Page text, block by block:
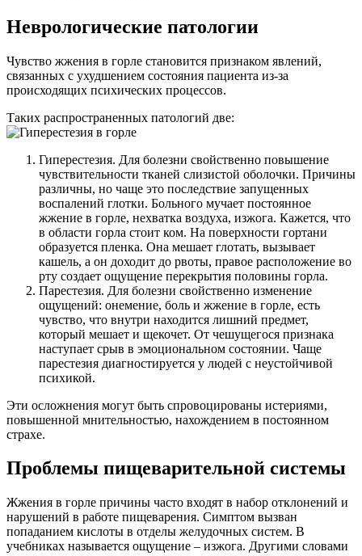
Неврологические патологии
Чувство жжения в горле становится признаком явлений,
связанных с ухудшением состояния пациента из-за
происходящих психических процессов.
Таких распространенных патологий две:
Гиперестезия. Для болезни свойственно повышение
чувствительности тканей слизистой оболочки. Причины
различны, но чаще это последствие запущенных
воспалений глотки. Больного мучает постоянное
жжение в горле, нехватка воздуха, изжога. Кажется, что
в области горла стоит ком. На поверхности гортани
образуется пленка. Она мешает глотать, вызывает
кашель, а он доходит до рвоты, правое расположение во
рту создает ощущение перекрытия половины горла.
Парестезия. Для болезни свойственно изменение
ощущений: онемение, боль и жжение в горле, есть
чувство, что внутри находится лишний предмет,
который мешает и щекочет. От чешущегося признака
наступает срыв в эмоциональном состоянии. Чаще
парестезия диагностируется у людей с неустойчивой
психикой.
Эти осложнения могут быть спровоцированы истериями,
повышенной мнительностью, нахождением в постоянном
страхе.
Проблемы пищеварительной системы
Жжения в горле причины часто входят в набор отклонений и
нарушений в работе пищеварения. Симптом вызван
попаданием кислоты в отделы желудочных систем. В
учебниках называется ощущение – изжога. Другими словами